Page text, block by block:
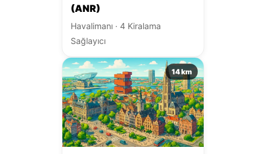
(ANR)
Havalimanı · 4 Kiralama
Sağlayıcı
14 km